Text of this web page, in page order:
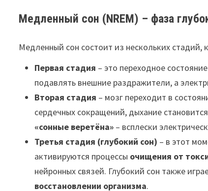
Медленный сон (NREM) – фаза
Медленный сон состоит из нескольких стадий,
Первая стадия – это переходное
подавлять внешние раздражители, а
Вторая стадия – мозг переходит в
сердечных сокращений, дыхание
«сонные веретёна» – всплески
Третья стадия (глубокий сон) – в этот
активируются процессы очищения от
нейронных связей. Глубокий сон также
восстановлении организма.